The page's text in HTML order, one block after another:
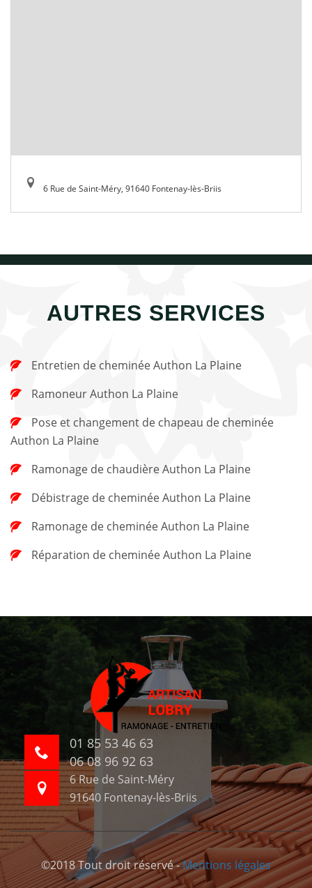
6 Rue de Saint-Méry, 91640 Fontenay-lès-Briis
AUTRES SERVICES
Entretien de cheminée Authon La Plaine
Ramoneur Authon La Plaine
Authon La Plaine
Ramonage de chaudière Authon La Plaine
Débistrage de cheminée Authon La Plaine
Ramonage de cheminée Authon La Plaine
Réparation de cheminée Authon La Plaine
01 85 53 46 63
06 08 96 92 63
6 Rue de Saint-Méry
91640 Fontenay-lès-Briis
©2018 Tout droit réservé -Mentions légales